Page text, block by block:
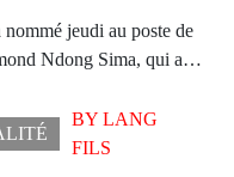
jeudi au poste de
Ndong Sima, qui a…
BY LANG
FILS